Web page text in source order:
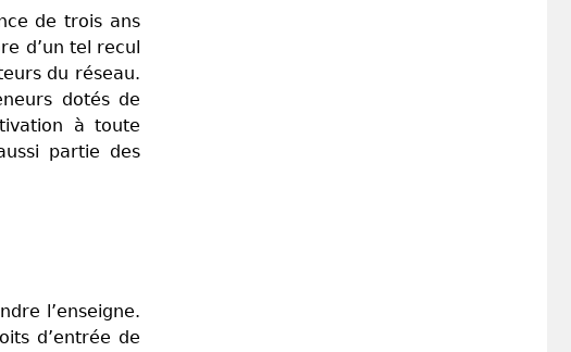
de trois ans
d’un tel recul
du réseau.
dotés de
à toute
partie des
l’enseigne.
d’entrée de